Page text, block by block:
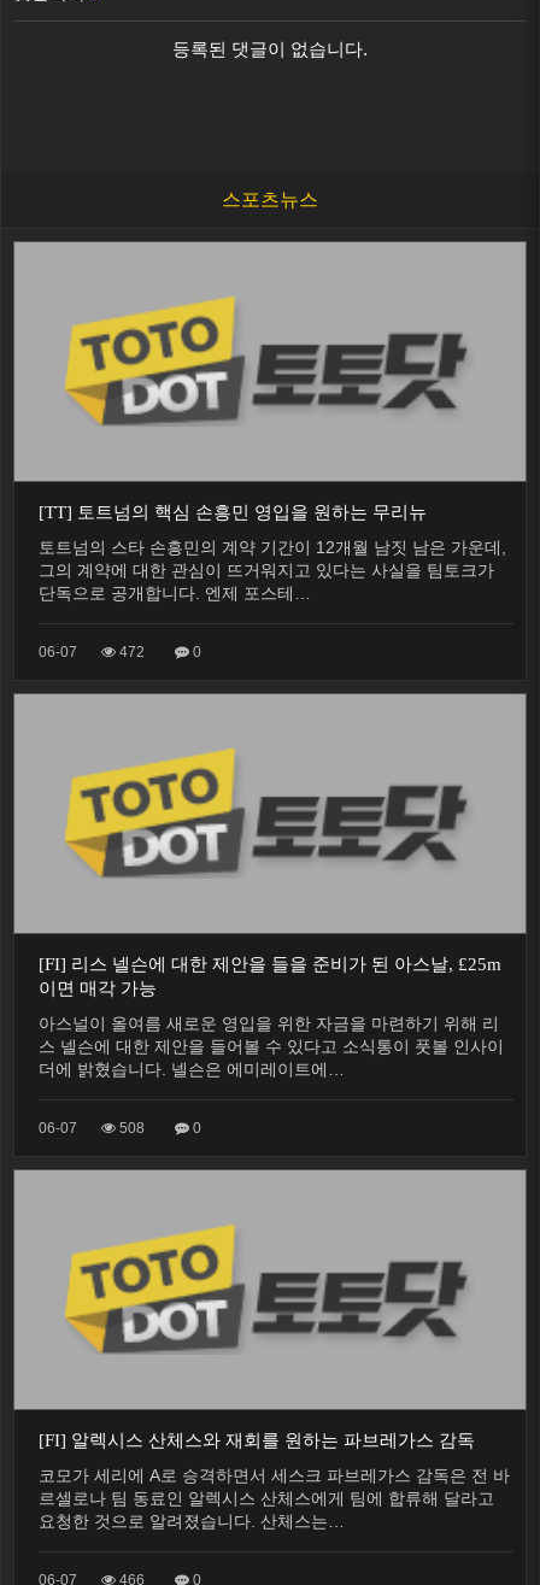
등록된 댓글이 없습니다.
스포츠뉴스
[TT] 토트넘의 핵심 손흥민 영입을 원하는 무리뉴
토트넘의 스타 손흥민의 계약 기간이 12개월 남짓 남은 가운데,
그의 계약에 대한 관심이 뜨거워지고 있다는 사실을 팀토크가
단독으로 공개합니다. 엔제 포스테…
06-07 472 0
[FI] 리스 넬슨에 대한 제안을 들을 준비가 된 아스날, £25m
이면 매각 가능
아스널이 올여름 새로운 영입을 위한 자금을 마련하기 위해 리
스 넬슨에 대한 제안을 들어볼 수 있다고 소식통이 풋볼 인사이
더에 밝혔습니다. 넬슨은 에미레이트에…
06-07 508 0
[FI] 알렉시스 산체스와 재회를 원하는 파브레가스 감독
코모가 세리에 A로 승격하면서 세스크 파브레가스 감독은 전 바
르셀로나 팀 동료인 알렉시스 산체스에게 팀에 합류해 달라고
요청한 것으로 알려졌습니다. 산체스는…
06-07 466 0